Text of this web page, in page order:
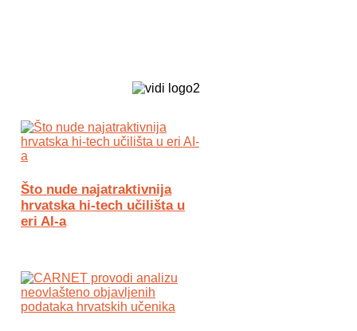
Što nude najatraktivnija
hrvatska hi-tech učilišta u
eri AI-a